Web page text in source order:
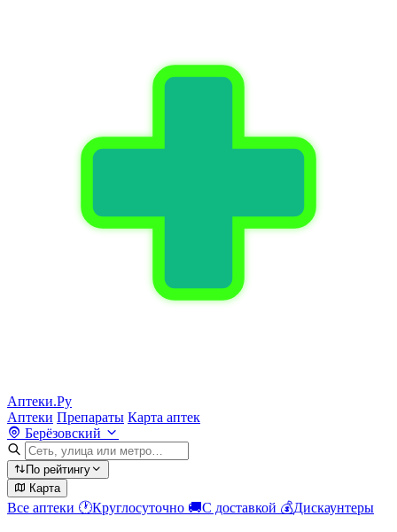
Аптеки.Ру
Аптеки Препараты Карта аптек
Берёзовский
По рейтингу
Карта
Все аптеки 🕐Круглосуточно 🚚С доставкой 💰Дискаунтеры